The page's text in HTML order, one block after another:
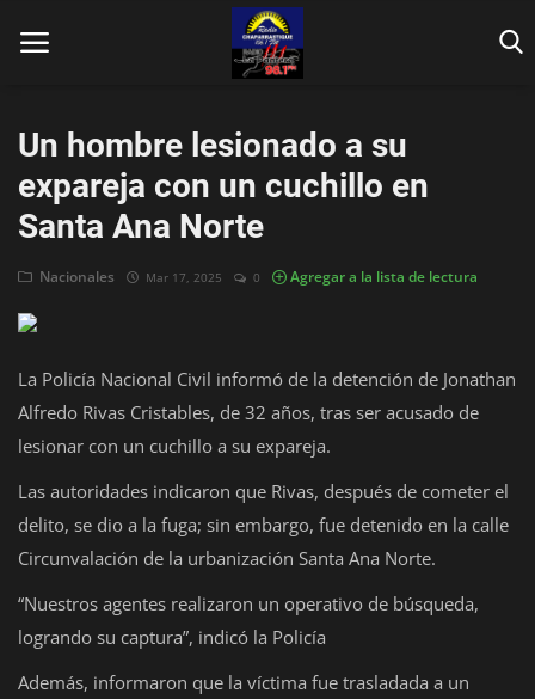
Contáctenos
En Vivo
Nacionales
Deportes
Eventos
IOS
Un hombre lesionado a su
expareja con un cuchillo en
Santa Ana Norte
Nacionales Mar 17, 2025 0 Agregar a la lista de lectura
La Policía Nacional Civil informó de la detención de Jonathan
Alfredo Rivas Cristables, de 32 años, tras ser acusado de
lesionar con un cuchillo a su expareja.
Las autoridades indicaron que Rivas, después de cometer el
delito, se dio a la fuga; sin embargo, fue detenido en la calle
Circunvalación de la urbanización Santa Ana Norte.
“Nuestros agentes realizaron un operativo de búsqueda,
logrando su captura”, indicó la Policía
Además, informaron que la víctima fue trasladada a un